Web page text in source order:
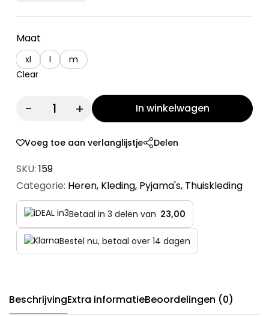
Maat
xl l
m
Clear
Quantity: In winkelwagen
Voeg toe aan verlanglijstje Delen
SKU: 159
Categorie: Heren, Kleding, Pyjama's, Thuiskleding
Betaal in 3 delen van 23,00
Bestel nu, betaal over 14 dagen
BeschrijvingExtra informatieBeoordelingen (0)